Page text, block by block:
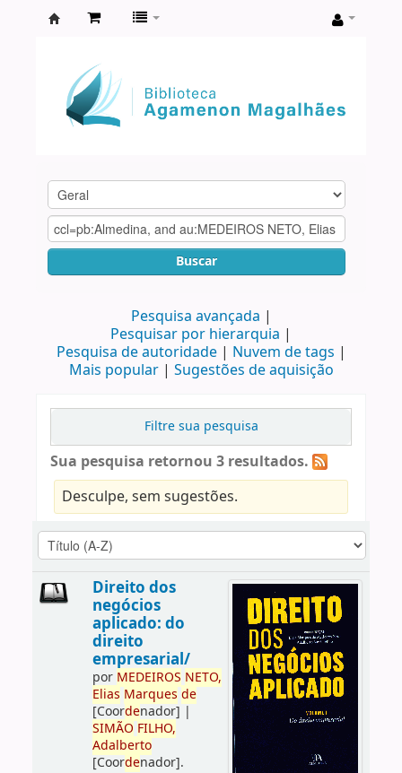
Agamenon
Magalhães
Buscar
Pesquisa avançada
Pesquisar por hierarquia
Pesquisa de autoridade
Nuvem de tags
Mais popular
Sugestões de aquisição
Filtre sua pesquisa
Sua pesquisa retornou 3 resultados.
Desculpe, sem sugestões.
Direito dos
negócios
aplicado: do
direito
empresarial/
por MEDEIROS NETO,
Elias Marques de
[Coordenador] |
SIMÃO FILHO,
Adalberto
[Coordenador].